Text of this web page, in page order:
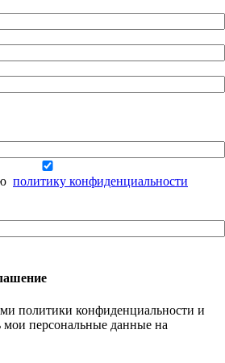
политику конфиденциальности
политики конфиденциальности и
мои персональные данные на